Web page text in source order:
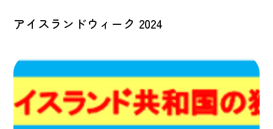
アイスランドウィーク 2024